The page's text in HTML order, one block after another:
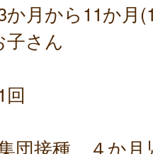
か月から11か月
さん
回
団接種 ４か月